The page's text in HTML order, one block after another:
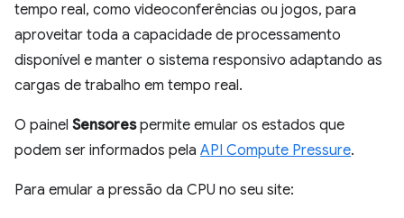
tempo real, como videoconferências ou jogos, para
aproveitar toda a capacidade de processamento
disponível e manter o sistema responsivo adaptando as
cargas de trabalho em tempo real.
O painel Sensorespermite emular os estados que
podem ser informados pela API Compute Pressure.
Para emular a pressão da CPU no seu site: